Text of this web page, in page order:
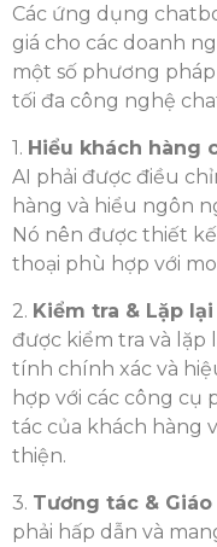
Các ứng dụng
giá cho các doanh
một số phương
tối đa công nghệ
1. Hiểu khách hàng
AI phải được điều
hàng và hiểu ngôn
Nó nên được thiết
thoại phù hợp với
2. Kiểm tra & Lặp lại
được kiểm tra và lặp
tính chính xác và
hợp với các công cụ
tác của khách hàng
thiện.
3. Tương tác &
phải hấp dẫn và